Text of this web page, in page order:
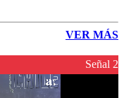
VER MÁS
Señal 2